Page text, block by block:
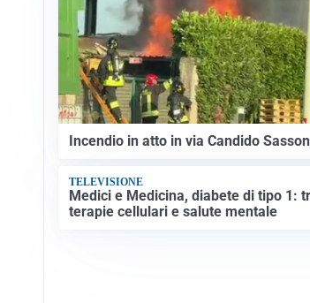
Incendio in atto in via Candido
TELEVISIONE
Medici e Medicina, diabete di tipo 1:
terapie cellulari e salute mentale